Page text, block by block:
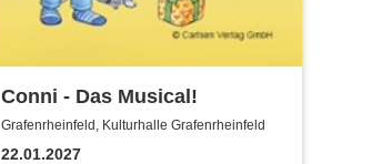
Conni - Das Musical!
Grafenrheinfeld, Kulturhalle Grafenrheinfeld
22.01.2027